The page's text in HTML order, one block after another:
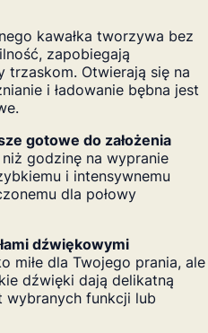
kawałka tworzywa bez
zapobiegają
trzaskom. Otwierają się na
i ładowanie bębna jest
gotowe do założenia
godzinę na wypranie
i intensywnemu
dla połowy
dźwiękowymi
miłe dla Twojego prania, ale
dźwięki dają delikatną
wybranych funkcji lub